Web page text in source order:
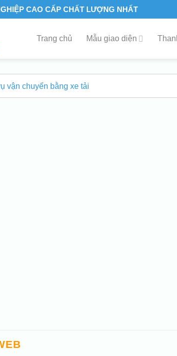
CAO CẤP CHẤT LƯỢNG NHẤT
Trang chủ Mẫu giao diện